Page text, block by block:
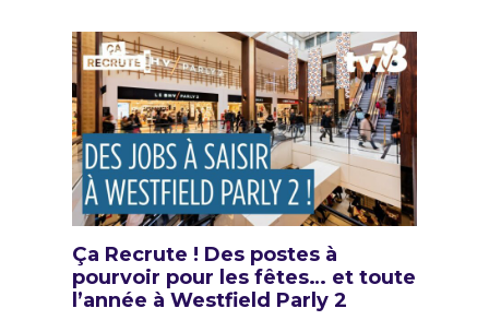
Ça Recrute ! Des postes à
pourvoir pour les fêtes… et toute
l’année à Westfield Parly 2